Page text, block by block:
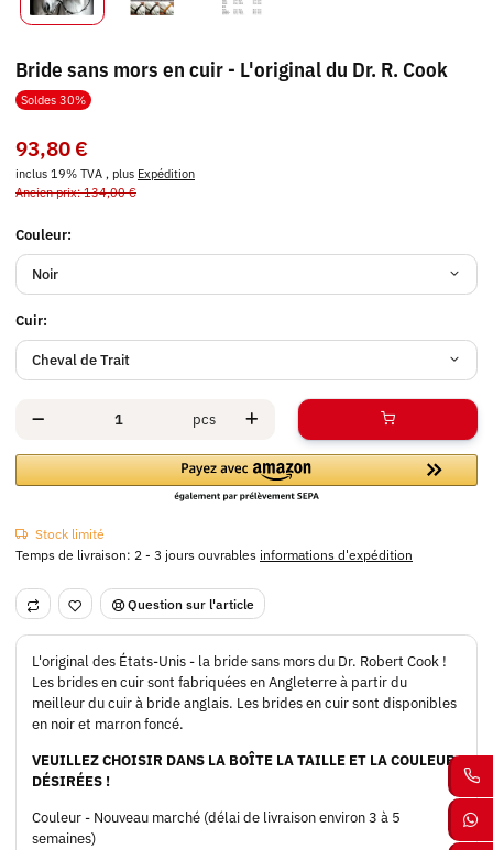
Bride sans mors en cuir - L'original du Dr. R. Cook
Soldes 30%
93,80 €
inclus 19% TVA , plus Expédition
Ancien prix: 134,00 €
Couleur:
Noir
Cuir:
Cheval de Trait
pcs
Stock limité
Temps de livraison: 2 - 3 jours ouvrables informations d'expédition
Question sur l'article
L'original des États-Unis - la bride sans mors du Dr. Robert Cook !
Les brides en cuir sont fabriquées en Angleterre à partir du
meilleur du cuir à bride anglais. Les brides en cuir sont disponibles
en noir et marron foncé.
VEUILLEZ CHOISIR DANS LA BOÎTE LA TAILLE ET LA COULEUR
DÉSIRÉES !
Couleur - Nouveau marché (délai de livraison environ 3 à 5
semaines)